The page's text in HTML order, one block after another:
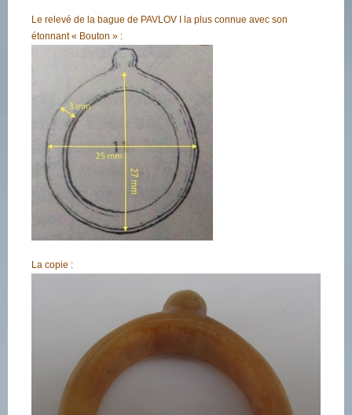
Le relevé de la bague de PAVLOV I la plus connue avec son
étonnant « Bouton » :
La copie :